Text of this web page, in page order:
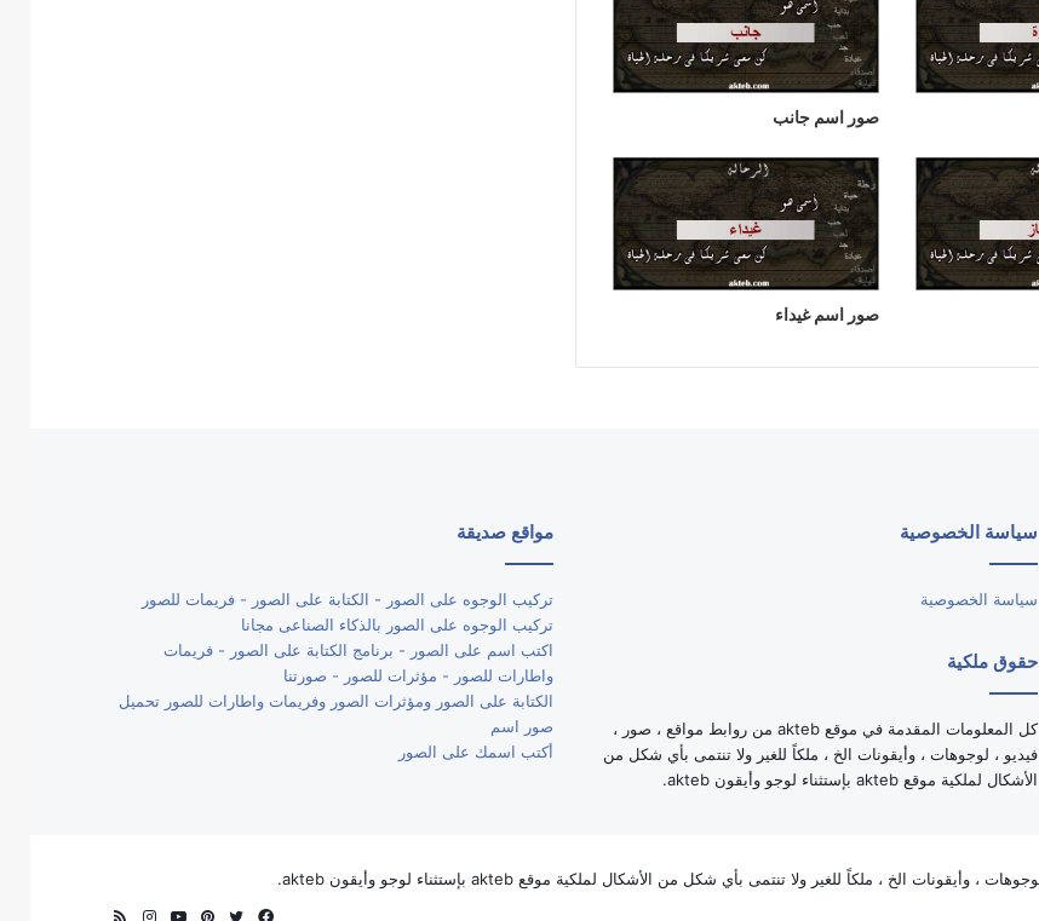
صور اسم جانب
صور اسم غيداء
سياسة الخصوصية
سياسة الخصوصية
حقوق ملكية
كل المعلومات المقدمة في موقع akteb من روابط مواقع ، صور ،
فيديو ، لوجوهات ، وأيقونات الخ ، ملكاً للغير ولا تنتمى بأي شكل من
الأشكال لملكية موقع akteb بإستثناء لوجو وأيقون akteb.
مواقع صديقة
تركيب الوجوه على الصور - الكتابة على الصور - فريمات للصور
تركيب الوجوه على الصور بالذكاء الصناعى مجانا
اكتب اسم على الصور - برنامج الكتابة على الصور - فريمات
واطارات للصور - مؤثرات للصور - صورتنا
الكتابة على الصور ومؤثرات الصور وفريمات واطارات للصور تحميل
صور اسم
أكتب اسمك على الصور
فيسبوك
تويتربينتيريست
يوتيوبانستقرام
ملخص